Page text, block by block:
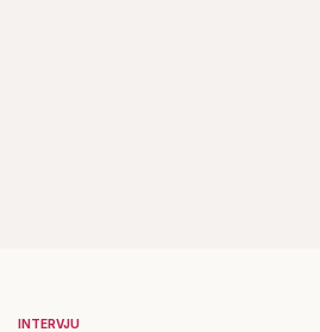
INTERVJU